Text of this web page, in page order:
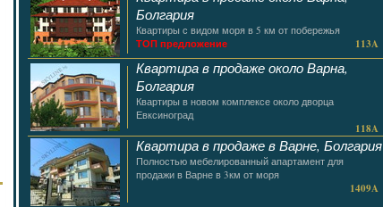
Болгария
Квартиры с видом моря в 5 км от побережья
ТОП предложение 113A
Квартира в продаже около Варна,
Болгария
Квартиры в новом комплексе около дворца
Евксиноград
118A
Квартира в продаже в Варне, Болгария
Полностью мебелированный апартамент для
продажи в Варне в 3км от моря
1409A